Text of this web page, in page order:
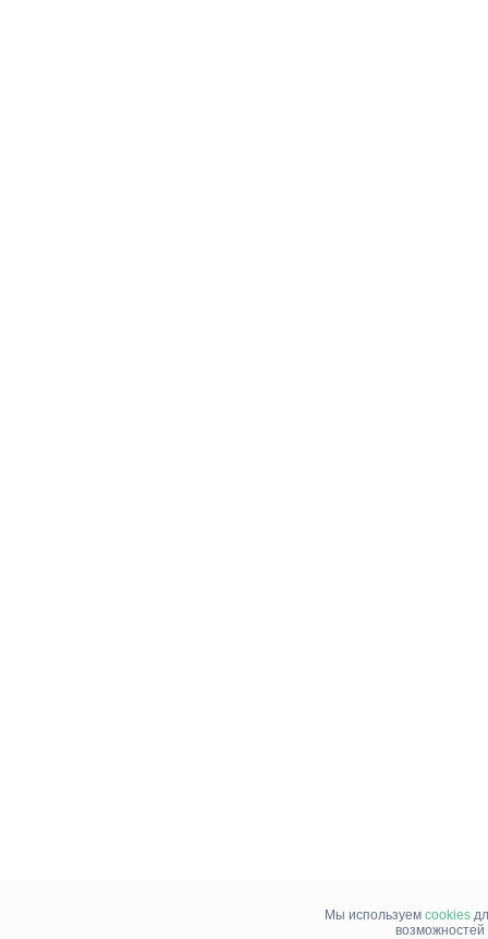
Мы используем cookies